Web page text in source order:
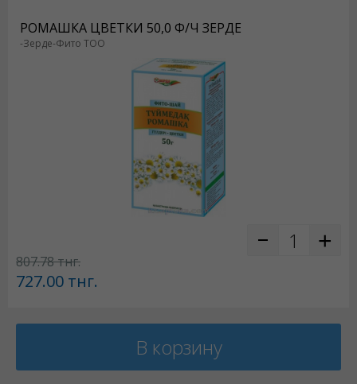
РОМАШКА ЦВЕТКИ 50,0 Ф/Ч ЗЕРДЕ
-Зерде-Фито ТОО
807.78тнг.
727.00 тнг.
В корзину